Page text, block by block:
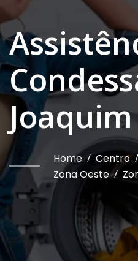
Joaquim
Home / Centro /
Zona Oeste /